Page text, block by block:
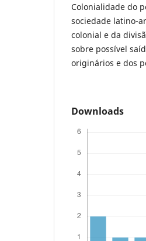
Colonialidade do
sociedade latino-
colonial e da
sobre possível
originários e dos
Downloads